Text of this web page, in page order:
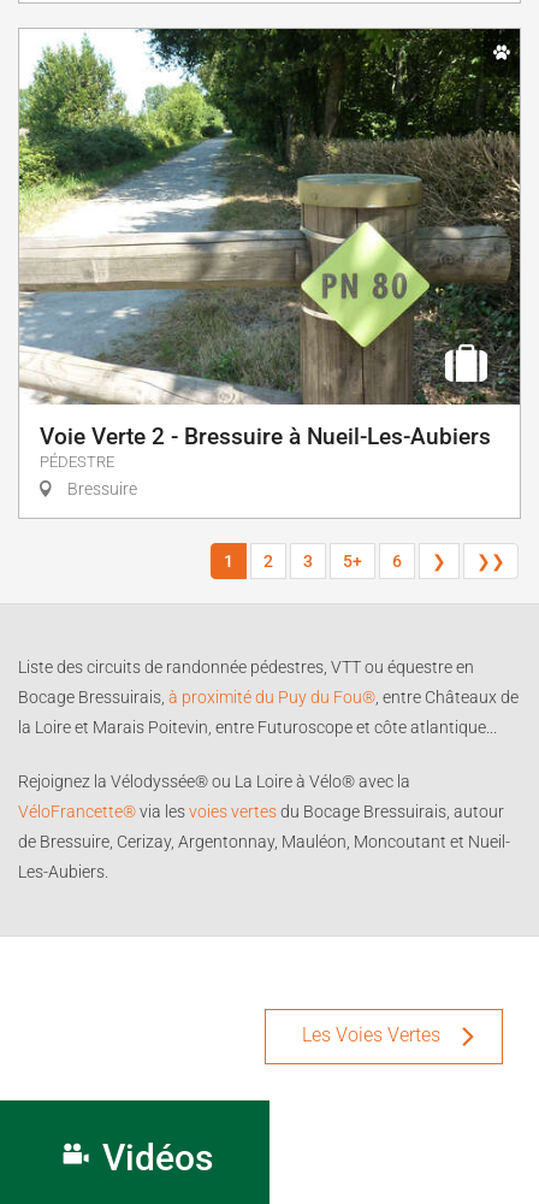
Voie Verte 2 - Bressuire à Nueil-Les-Aubiers
PÉDESTRE
Bressuire
1 2 3 5+ 6 ❯ ❯❯
Liste des circuits de randonnée pédestres, VTT ou équestre en
Bocage Bressuirais, à proximité du Puy du Fou®, entre Châteaux de
la Loire et Marais Poitevin, entre Futuroscope et côte atlantique...
Rejoignez la Vélodyssée® ou La Loire à Vélo® avec la
VéloFrancette®via lesvoies vertesdu Bocage Bressuirais, autour
de Bressuire, Cerizay, Argentonnay, Mauléon, Moncoutant et Nueil-
Les-Aubiers.
Les Voies Vertes
Vidéos